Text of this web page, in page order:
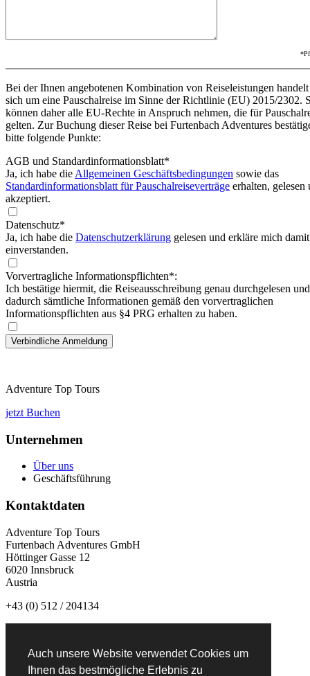
Auch unsere Website verwendet Cookies um
Ihnen das bestmögliche Erlebnis zu
Bei der Ihnen angebotenen Kombination von Reiseleistungen handelt
sich um eine Pauschalreise im Sinne der Richtlinie (EU) 2015/2302.
können daher alle EU-Rechte in Anspruch nehmen, die für
gelten. Zur Buchung dieser Reise bei Furtenbach Adventures
bitte folgende Punkte:
AGB und Standardinformationsblatt*
Ja, ich habe die Allgemeinen Geschäftsbedingungen sowie das
Standardinformationsblatt für Pauschalreiseverträge erhalten, gelesen
akzeptiert.
Datenschutz*
Ja, ich habe die Datenschutzerklärung gelesen und erkläre mich damit
einverstanden.
Vorvertragliche Informationspflichten*:
Ich bestätige hiermit, die Reiseausschreibung genau durchgelesen und
dadurch sämtliche Informationen gemäß den vorvertraglichen
Informationspflichten aus §4 PRG erhalten zu haben.
Adventure Top Tours
jetzt Buchen
Unternehmen
Über uns
Geschäftsführung
Kontaktdaten
Adventure Top Tours
Furtenbach Adventures GmbH
Höttinger Gasse 12
6020 Innsbruck
Austria
+43 (0) 512 / 204134
Newsletteranmeldung: